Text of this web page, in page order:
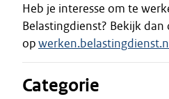
Heb je interesse om te
Belastingdienst? Bekijk dan
opwerken.belastingdienst.nl
Categorie